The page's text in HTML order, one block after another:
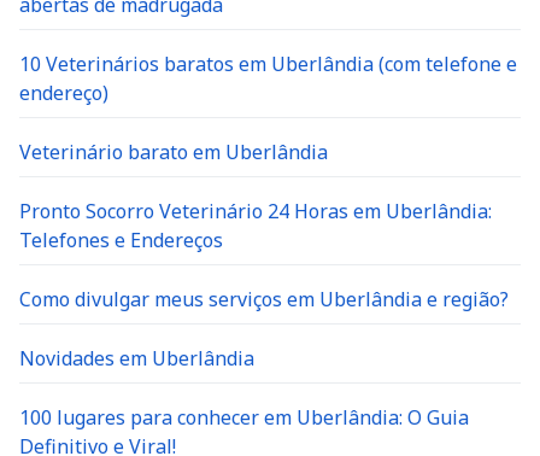
10 Veterinários baratos em Uberlândia (com telefone e
endereço)
Veterinário barato em Uberlândia
Pronto Socorro Veterinário 24 Horas em Uberlândia:
Telefones e Endereços
Como divulgar meus serviços em Uberlândia e região?
Novidades em Uberlândia
100 lugares para conhecer em Uberlândia: O Guia
Definitivo e Viral!